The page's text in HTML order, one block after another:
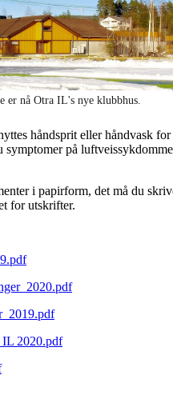
er nå Otra IL's nye klubbhus.
håndsprit eller håndvask for
på
i papirform, det må du
for utskrifter.
IL 2020.pdf